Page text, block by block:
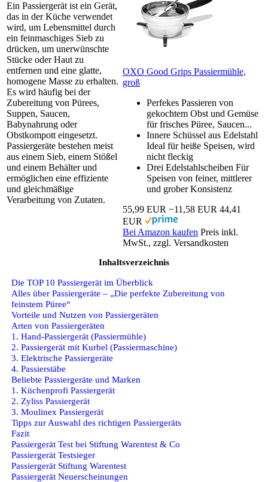
Ein Passiergerät ist ein Gerät,
das in der Küche verwendet
wird, um Lebensmittel durch
ein feinmaschiges Sieb zu
drücken, um unerwünschte
Stücke oder Haut zu
entfernen und eine glatte,
homogene Masse zu erhalten.
Es wird häufig bei der
Zubereitung von Pürees,
Suppen, Saucen,
Babynahrung oder
Obstkompott eingesetzt.
Passiergeräte bestehen meist
aus einem Sieb, einem Stößel
und einem Behälter und
ermöglichen eine effiziente
und gleichmäßige
Verarbeitung von Zutaten.
OXO Good Grips Passiermühle,
groß
Perfekes Passieren von
gekochtem Obst und Gemüse
für frisches Püree, Saucen...
Innere Schüssel aus Edelstahl
Ideal für heiße Speisen, wird
nicht fleckig
Drei Edelstahlscheiben Für
Speisen von feiner, mittlerer
und grober Konsistenz
55,99 EUR −11,58 EUR 44,41
EUR
Bei Amazon kaufen Preis inkl.
MwSt., zzgl. Versandkosten
Inhaltsverzeichnis
Die TOP 10 Passiergerät im Überblick
Alles über Passiergeräte – „Die perfekte Zubereitung von
feinstem Püree“
Vorteile und Nutzen von Passiergeräten
Arten von Passiergeräten
1. Hand-Passiergerät (Passiermühle)
2. Passiergerät mit Kurbel (Passiermaschine)
3. Elektrische Passiergeräte
4. Passierstäbe
Beliebte Passiergeräte und Marken
1. Küchenprofi Passiergerät
2. Zyliss Passiergerät
3. Moulinex Passiergerät
Tipps zur Auswahl des richtigen Passiergeräts
Fazit
Passiergerät Test bei Stiftung Warentest & Co
Passiergerät Testsieger
Passiergerät Stiftung Warentest
Passiergerät Neuerscheinungen